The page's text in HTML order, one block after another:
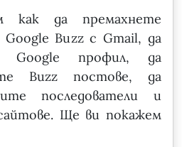
как да премахнете
Buzz с Gmail, да
Google профил, да
Buzz постове, да
последователи и
Ще ви покажем